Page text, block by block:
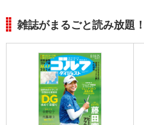
雑誌がまるごと読み放題！